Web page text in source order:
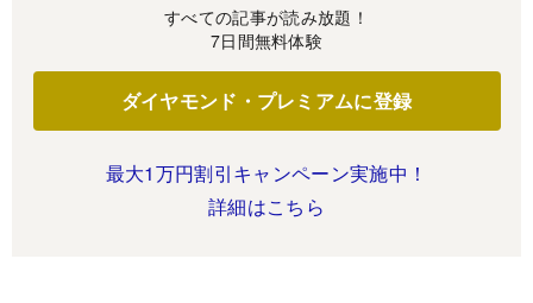
すべての記事が読み放題！
7日間無料体験
ダイヤモンド・プレミアムに登録
最大1万円割引キャンペーン実施中！
詳細はこちら